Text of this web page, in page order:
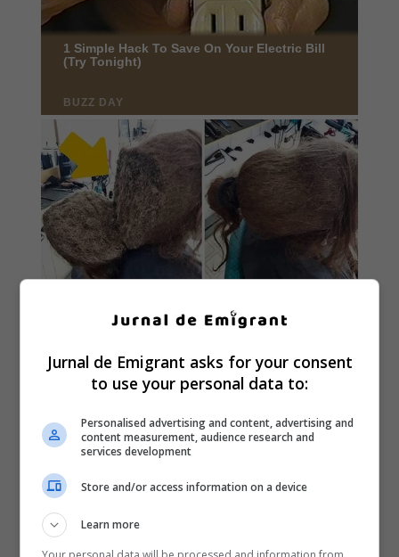
Jurnal de Emigrant asks for your consent
to use your personal data to:
Personalised advertising and content, advertising and
content measurement, audience research and
services development
Store and/or access information on a device
Learn more